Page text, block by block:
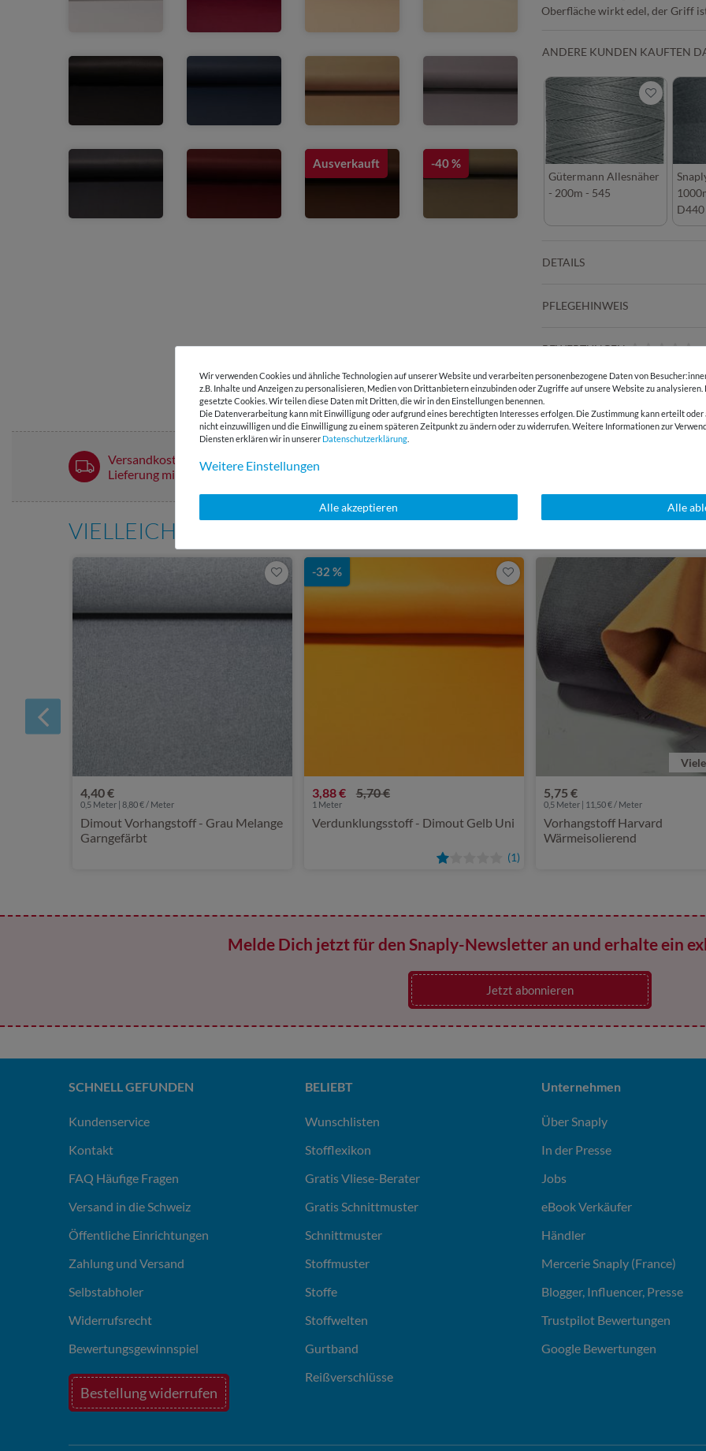
Ausverkauft -40 %
Oberfläche wirkt edel, der Griff
ANDERE KUNDEN KAUFTEN
Gütermann Allesnäher
- 200m - 545
D440
DETAILS
PFLEGEHINWEIS
BEWERTUNGEN
HERSTELLERINFORMATIONEN
Versandkostenfrei ab 60 € -
Lieferung mit DHL
VIELLEICHT AUCH INTERESSANT
4,40 €
0,5 Meter | 8,80 € / Meter
Dimout Vorhangstoff - Grau Melange
Garngefärbt
-32 %
(1)
3,88 € 5,70 €
1 Meter
Verdunklungsstoff - Dimout Gelb Uni
5,75 €
0,5 Meter | 11,50 € / Meter
Vorhangstoff Harvard
Wärmeisolierend
Melde Dich jetzt für den Snaply-Newsletter an und erhalte ein
Jetzt abonnieren
Wir verwenden Cookies und ähnliche Technologien auf unserer Website und verarbeiten personenbezogene Daten von
z.B. Inhalte und Anzeigen zu personalisieren, Medien von Drittanbietern einzubinden oder Zugriffe auf unsere Website zu
gesetzte Cookies. Wir teilen diese Daten mit Dritten, die wir in den Einstellungen benennen.
Die Datenverarbeitung kann mit Einwilligung oder aufgrund eines berechtigten Interesses erfolgen. Die Zustimmung kann erteilt oder
nicht einzuwilligen und die Einwilligung zu einem späteren Zeitpunkt zu ändern oder zu widerrufen. Weitere Informationen zur
Diensten erklären wir in unserer Daten­schutz­erklärung
Weitere Einstellungen
Alle akzeptieren Alle
SCHNELL GEFUNDEN
Kundenservice
Kontakt
FAQ Häufige Fragen
Versand in die Schweiz
Öffentliche Einrichtungen
Zahlung und Versand
Selbstabholer
Widerrufsrecht
Bewertungsgewinnspiel
Bestellung widerrufen
BELIEBT
Wunschlisten
Stofflexikon
Gratis Vliese-Berater
Gratis Schnittmuster
Schnittmuster
Stoffmuster
Stoffe
Stoffwelten
Gurtband
Reißverschlüsse
Unternehmen
Über Snaply
In der Presse
Jobs
eBook Verkäufer
Händler
Mercerie Snaply (France)
Blogger, Influencer, Presse
Trustpilot Bewertungen
Google Bewertungen